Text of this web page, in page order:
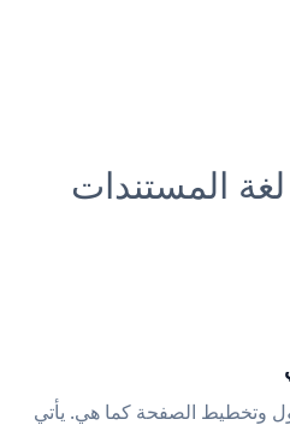
المستندات
وتخطيط الصفحة كما هي. يأتي